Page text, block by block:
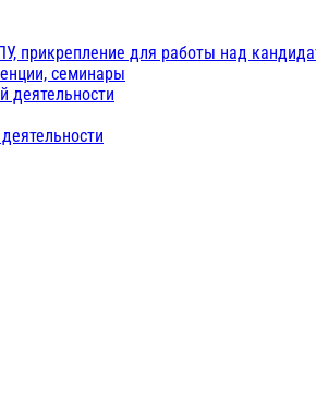
прикрепление для работы над
семинары
деятельности